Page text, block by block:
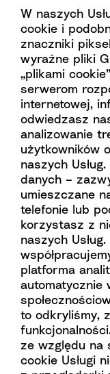
W naszych
cookie i
znaczniki
wyraźne pliki
„plikami
serwerom
internetowej,
odwiedzasz
analizowanie
użytkowników
naszych
danych –
umieszczane
telefonie lub
korzystasz z
naszych
platforma
automatycznie
to odkryliśmy,
ze względu na
cookie Usługi